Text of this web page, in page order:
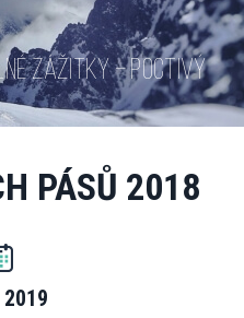
ZÁŽITKY – POCTIVÝ
PÁSŮ 2018